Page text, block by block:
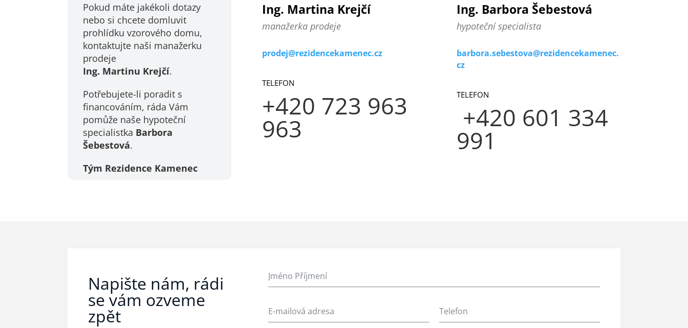
Pokud máte jakékoli dotazy
nebo si chcete domluvit
prohlídku vzorového domu,
kontaktujte naši manažerku
prodeje
Ing. Martinu Krejčí.
Potřebujete-li poradit s
financováním, ráda Vám
pomůže naše hypoteční
specialistka Barbora
Šebestová.
Tým Rezidence Kamenec
Ing. Martina Krejčí
manažerka prodeje
prodej@rezidencekamenec.cz
TELEFON
+420 723 963
963
Ing. Barbora Šebestová
hypoteční specialista
barbora.sebestova@rezidencekamenec.
cz
TELEFON
+420 601 334
991
Napište nám, rádi
se vám ozveme
zpět